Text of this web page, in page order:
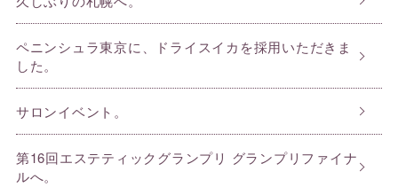
ペニンシュラ東京に、ドライスイカを採用いただきま
した。
サロンイベント。
第16回エステティックグランプリ グランプリファイナ
ルへ。